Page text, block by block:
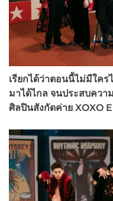
เรียกได้ว่าตอนนี้ไม่มีใค
มาได้ไกล จนประสบควา
ศิลปินสังกัดค่าย XOXO